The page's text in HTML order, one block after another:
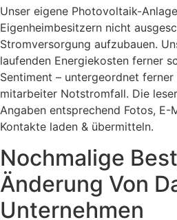
Unser eigene Photovoltaik-
Eigenheimbesitzern nicht
Stromversorgung aufzubauen.
laufenden Energiekosten ferner
Sentiment – untergeordnet
mitarbeiter Notstromfall. Die
Angaben entsprechend Fotos, E-
Kontakte laden & übermitteln.
Nochmalige
Änderung Von
Unternehmen